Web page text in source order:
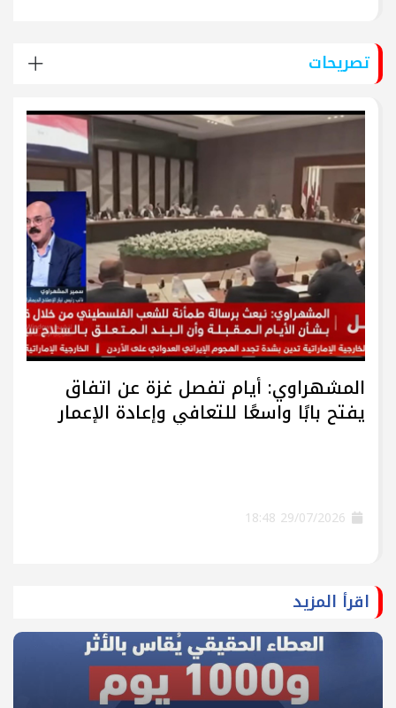
تصريحات
المشهراوي: أيام تفصل غزة عن اتفاق
يفتح بابًا واسعًا للتعافي وإعادة الإعمار
اقرأ المزيد